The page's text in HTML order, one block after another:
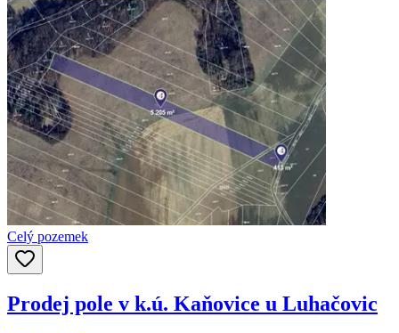
Celý pozemek
Prodej pole v k.ú. Kaňovice u Luhačovic